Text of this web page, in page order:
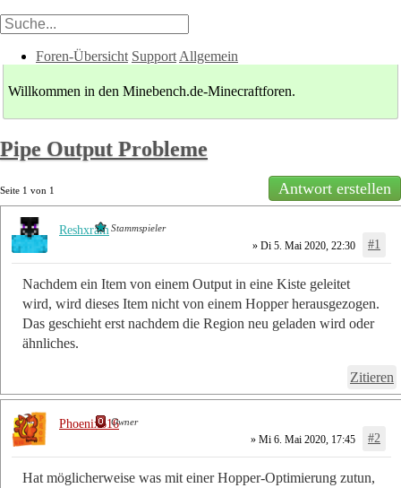
Foren-Übersicht Support Allgemein
Willkommen in den Minebench.de-Minecraftforen.
Pipe Output Probleme
Seite 1 von 1 Antwort erstellen
» Di 5. Mai 2020, 22:30 #1
Nachdem ein Item von einem Output in eine Kiste geleitet
wird, wird dieses Item nicht von einem Hopper herausgezogen.
Das geschieht erst nachdem die Region neu geladen wird oder
ähnliches.
Zitieren
Reshxram Stammspieler
» Mi 6. Mai 2020, 17:45 #2
Hat möglicherweise was mit einer Hopper-Optimierung zutun,
Phoenix616Owner